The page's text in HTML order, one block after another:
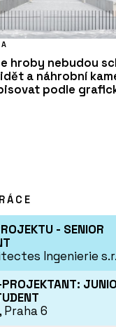
hroby nebudou
a náhrobní
podle
- SENIOR
Ingenierie
Praha 6